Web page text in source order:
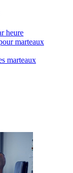
heure
marteaux
marteaux